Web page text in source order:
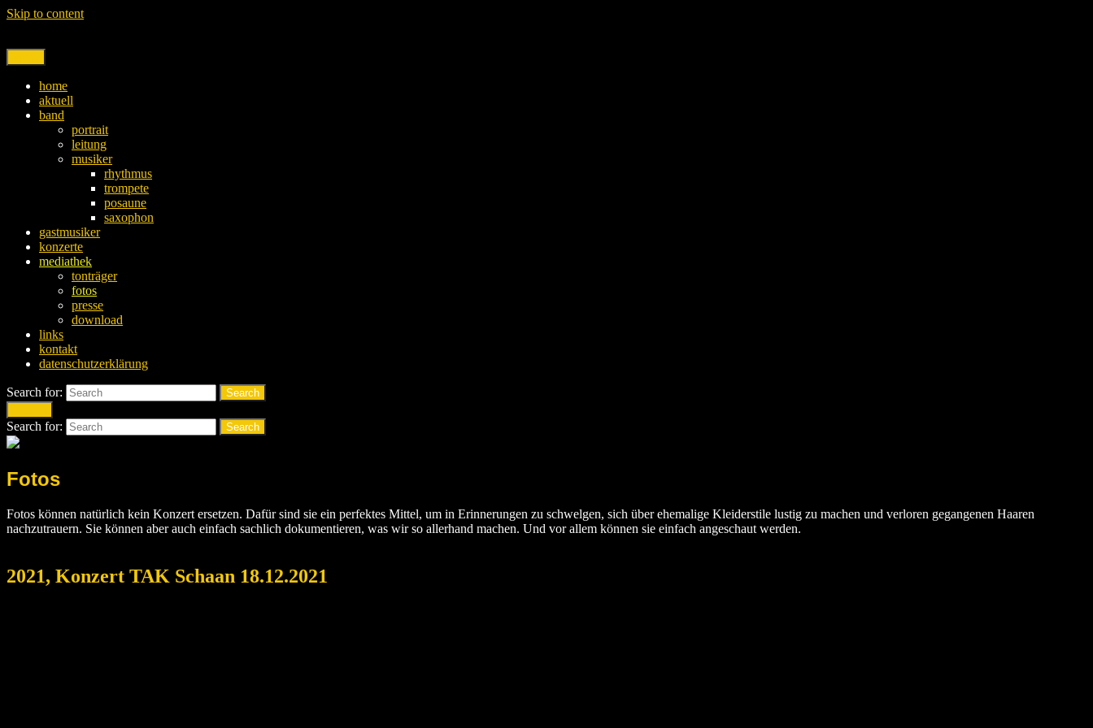
Skip to content
home
aktuell
band
portrait
leitung
musiker
rhythmus
trompete
posaune
saxophon
gastmusiker
konzerte
mediathek
tonträger
fotos
presse
download
links
kontakt
datenschutzerklärung
Search for:
Search
Search for: Search
Fotos
Fotos können natürlich kein Konzert ersetzen. Dafür sind sie ein perfektes Mittel, um in Erinnerungen zu schwelgen, sich über ehemalige Kleiderstile lustig zu machen und verloren gegangenen Haaren
nachzutrauern. Sie können aber auch einfach sachlich dokumentieren, was wir so allerhand machen. Und vor allem können sie einfach angeschaut werden.
2021, Konzert TAK Schaan 18.12.2021